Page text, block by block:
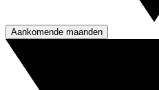
Aankomende maanden